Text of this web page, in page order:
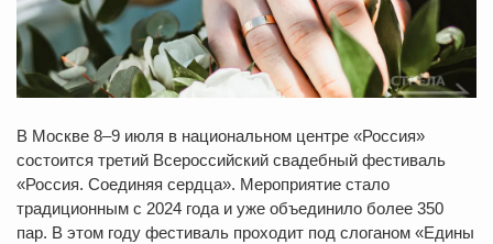
В Москве 8–9 июля в национальном центре «Россия»
состоится третий Всероссийский свадебный фестиваль
«Россия. Соединяя сердца». Мероприятие стало
традиционным с 2024 года и уже объединило более 350
пар. В этом году фестиваль проходит под слоганом «Едины